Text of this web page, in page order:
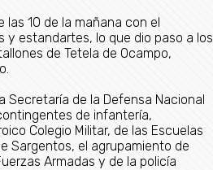
las 10 de la mañana con el
y estandartes, lo que dio paso a los
de Tetela de Ocampo,
Secretaría de la Defensa Nacional
de infantería,
Colegio Militar, de las Escuelas
Sargentos, el agrupamiento de
Armadas y de la policía